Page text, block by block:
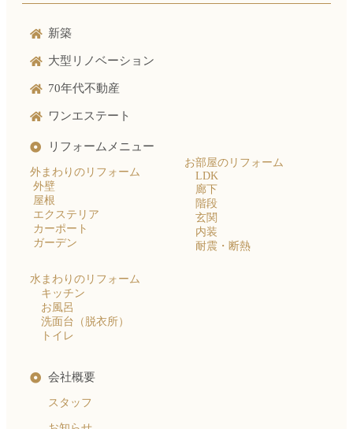
新築
大型リノベーション
70年代不動産
ワンエステート
リフォームメニュー
外まわりのリフォーム
外壁
屋根
エクステリア
カーポート
ガーデン
水まわりのリフォーム
キッチン
お風呂
洗面台（脱衣所）
トイレ
お部屋のリフォーム
LDK
廊下
階段
玄関
内装
耐震・断熱
会社概要
スタッフ